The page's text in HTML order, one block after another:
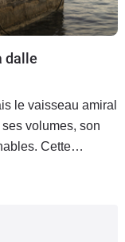
dalle
le vaisseau amiral
volumes, son
Cette